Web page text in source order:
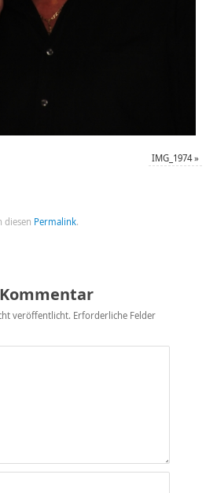
IMG_1974»
diesen Permalink.
veröffentlicht. Erforderliche Felder